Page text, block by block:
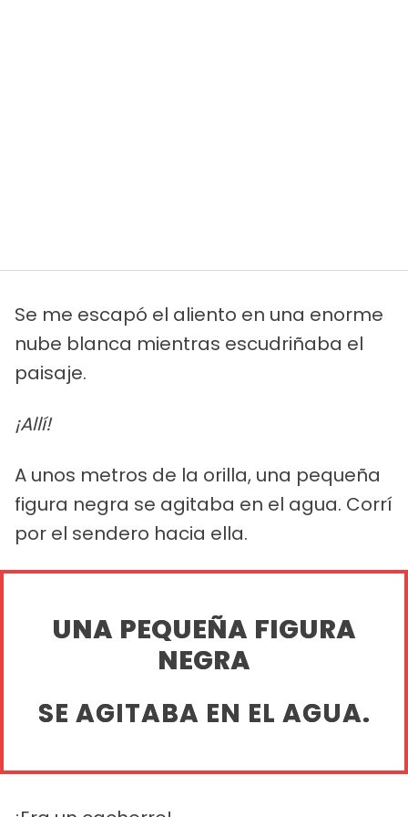
Se me escapó el aliento en una enorme
nube blanca mientras escudriñaba el
paisaje.
¡Allí!
A unos metros de la orilla, una pequeña
figura negra se agitaba en el agua. Corrí
por el sendero hacia ella.
UNA PEQUEÑA FIGURA
NEGRA
SE AGITABA EN EL AGUA.